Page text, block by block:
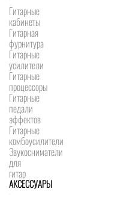
Гитарные
кабинеты
Гитарная
фурнитура
Гитарные
усилители
Гитарные
процессоры
Гитарные
педали
эффектов
Гитарные
комбоусилители
Звукосниматели
для
гитар
АКСЕССУАРЫ